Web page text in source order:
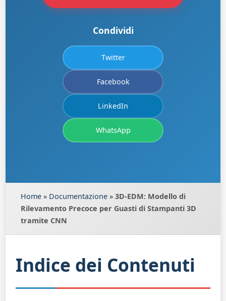
Condividi
Twitter
Facebook
LinkedIn
WhatsApp
Home » Documentazione » 3D-EDM: Modello di
Rilevamento Precoce per Guasti di Stampanti 3D
tramite CNN
Indice dei Contenuti